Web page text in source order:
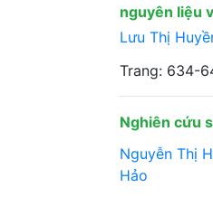
nguyên liệu
Lưu Thị
Trang: 634-
Nghiên cứu
Nguyễn Thị
Hảo